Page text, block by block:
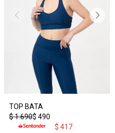
TOP BATA
$ 490
$1.690
$ 417